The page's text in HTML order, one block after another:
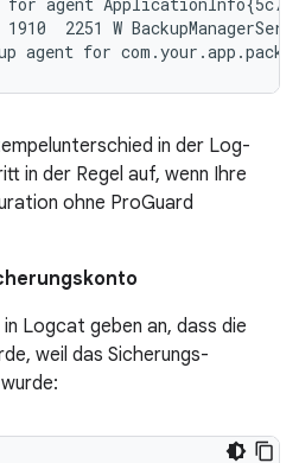
2251 W
in der Log-
in der Regel auf, wenn Ihre
ohne ProGuard
Logcat geben an, dass die
weil das Sicherungs-